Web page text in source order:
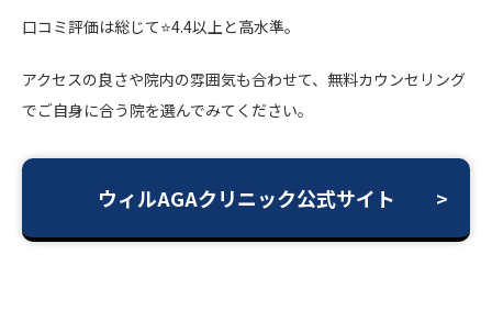
口コミ評価は総じて⭐️4.4以上と高水準。
アクセスの良さや院内の雰囲気も合わせて、無料カウンセリング
でご自身に合う院を選んでみてください。
ウィルAGAクリニック公式サイト